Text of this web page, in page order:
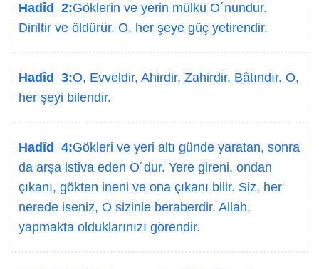
Hadîd 2:Göklerin ve yerin mülkü O´nundur.
Diriltir ve öldürür. O, her şeye güç yetirendir.
Hadîd 3:O, Evveldir, Ahirdir, Zahirdir, Bâtındır. O,
her şeyi bilendir.
Hadîd 4:Gökleri ve yeri altı günde yaratan, sonra
da arşa istiva eden O´dur. Yere gireni, ondan
çıkanı, gökten ineni ve ona çıkanı bilir. Siz, her
nerede iseniz, O sizinle beraberdir. Allah,
yapmakta olduklarınızı görendir.